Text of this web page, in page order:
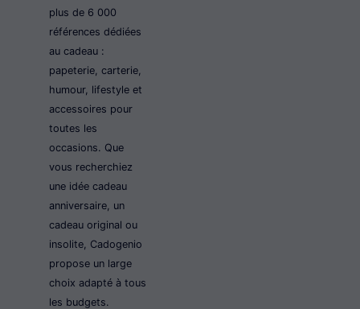
plus de 6 000
références dédiées
au cadeau :
papeterie, carterie,
humour, lifestyle et
accessoires pour
toutes les
occasions. Que
vous recherchiez
une idée cadeau
anniversaire, un
cadeau original ou
insolite, Cadogenio
propose un large
choix adapté à tous
les budgets.